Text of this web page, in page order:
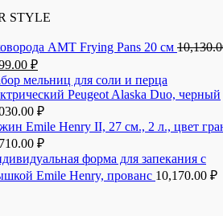
STYLE
AMT Frying Pans 20 см
₽
мельниц для соли и перца
Peugeot Alaska Duo, черный
₽
Emile Henry II, 27 см., 2 л., цвет
₽
форма для запекания с
Emile Henry, прованс 10,170.00 ₽